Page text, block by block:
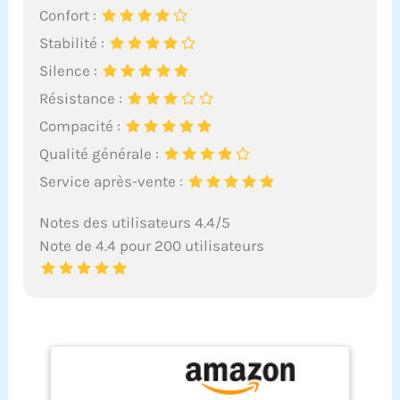
Confort :
Stabilité :
Silence :
Résistance :
Compacité :
Qualité générale :
Service après-vente :
Notes des utilisateurs 4.4/5
Note de 4.4 pour 200 utilisateurs